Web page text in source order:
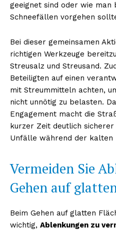
geeignet sind oder wie
Schneefällen vorgehen
Bei dieser gemeinsamen
richtigen Werkzeuge
Streusalz und Streusand.
Beteiligten auf einen
mit Streummitteln achten,
nicht unnötig zu belasten.
Engagement macht die
kurzer Zeit deutlich
Unfälle während der kalten
Vermeiden Sie
Gehen auf
Beim Gehen auf glatten
wichtig, Ablenkungen zu